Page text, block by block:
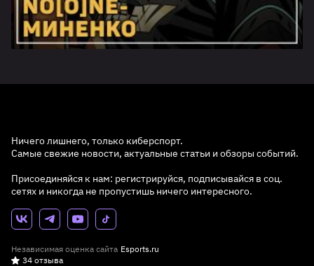
Ничего лишнего, только киберспорт.
Самые свежие новости, актуальные статьи и обзоры событий.
Присоединяйся к нам: регистрируйся, подписывайся в соц.
сетях и никогда не пропустишь ничего интересного.
Независимая оценка сайта Esports.ru
34 отзыва